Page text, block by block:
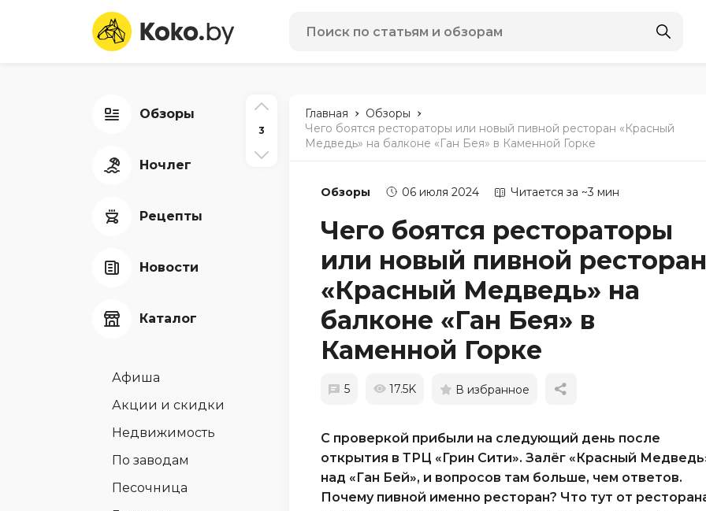
Обзоры
Ночлег
Рецепты
Новости
Каталог
Афиша
Акции и скидки
Недвижимость
По заводам
Песочница
3
Главная - Обзоры -
Чего боятся рестораторы или новый пивной ресторан «Красный
Медведь» на балконе «Ган Бея» в Каменной Горке
Обзоры 06 июля 2024 Читается за ~3 мин
Чего боятся рестораторы
или новый пивной ресторан
«Красный Медведь» на
балконе «Ган Бея» в
Каменной Горке
5 17.5K В избранное
С проверкой прибыли на следующий день после
открытия в ТРЦ «Грин Сити». Залёг «Красный
над «Ган Бей», и вопросов там больше, чем ответов.
Почему пивной именно ресторан? Что тут от